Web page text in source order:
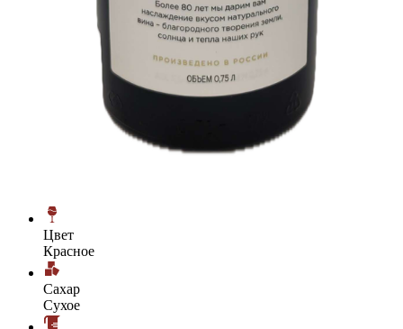
Цвет
Красное
Сахар
Сухое